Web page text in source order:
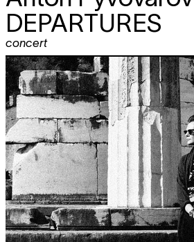
DEPARTURES
concert